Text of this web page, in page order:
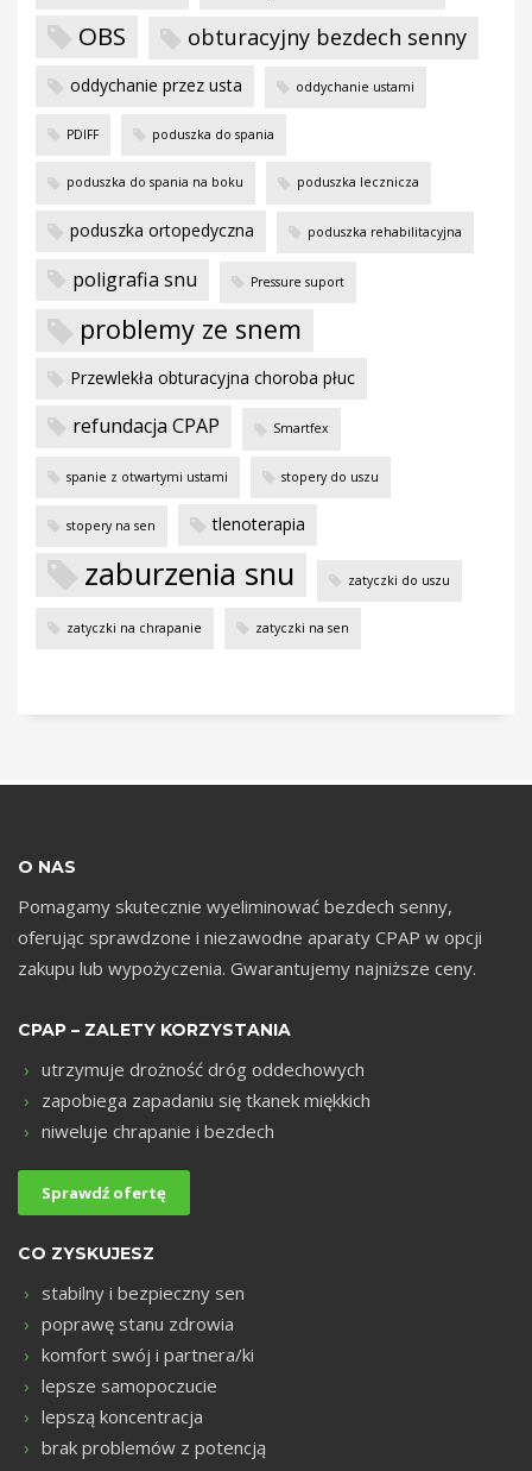
OBS obturacyjny bezdech senny
oddychanie przez usta oddychanie ustami
PDIFF poduszka do spania
poduszka do spania na boku poduszka lecznicza
poduszka ortopedyczna poduszka rehabilitacyjna
poligrafia snu Pressure suport
problemy ze snem
Przewlekła obturacyjna choroba płuc
refundacja CPAP Smartfex
spanie z otwartymi ustami stopery do uszu
stopery na sen tlenoterapia
zaburzenia snu zatyczki do uszu
zatyczki na chrapanie zatyczki na sen
O NAS
Pomagamy skutecznie wyeliminować bezdech senny,
oferując sprawdzone i niezawodne aparaty CPAP w opcji
zakupu lub wypożyczenia. Gwarantujemy najniższe ceny.
CPAP – ZALETY KORZYSTANIA
utrzymuje drożność dróg oddechowych
zapobiega zapadaniu się tkanek miękkich
niweluje chrapanie i bezdech
Sprawdź ofertę
CO ZYSKUJESZ
stabilny i bezpieczny sen
poprawę stanu zdrowia
komfort swój i partnera/ki
lepsze samopoczucie
lepszą koncentracja
brak problemów z potencją